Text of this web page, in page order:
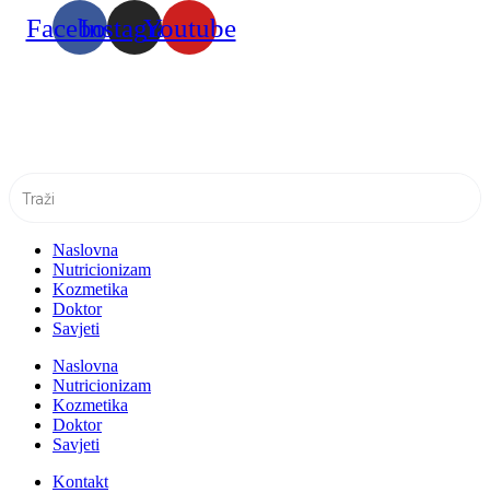
FacebookInstagramYoutube
Naslovna
Nutricionizam
Kozmetika
Doktor
Savjeti
Naslovna
Nutricionizam
Kozmetika
Doktor
Savjeti
Kontakt